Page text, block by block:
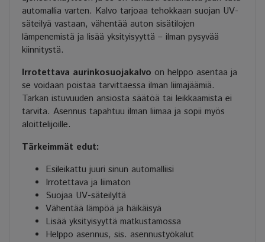
automallia varten. Kalvo tarjoaa tehokkaan suojan UV-
säteilyä vastaan, vähentää auton sisätilojen
lämpenemistä ja lisää yksityisyyttä – ilman pysyvää
kiinnitystä.
Irrotettava aurinkosuojakalvo on helppo asentaa ja
se voidaan poistaa tarvittaessa ilman liimajäämiä.
Tarkan istuvuuden ansiosta säätöä tai leikkaamista ei
tarvita. Asennus tapahtuu ilman liimaa ja sopii myös
aloittelijoille.
Tärkeimmät edut:
Esileikattu juuri sinun automalliisi
Irrotettava ja liimaton
Suojaa UV-säteilyltä
Vähentää lämpöä ja häikäisyä
Lisää yksityisyyttä matkustamossa
Helppo asennus, sis. asennustyökalut